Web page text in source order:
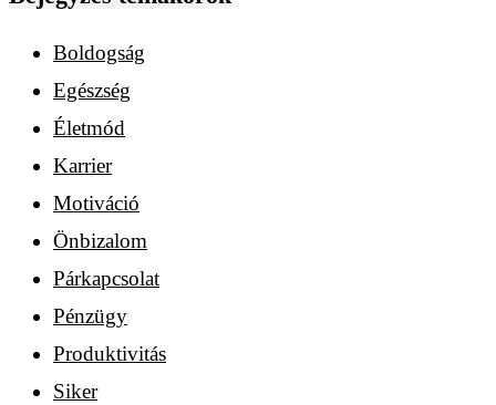
Boldogság
Egészség
Életmód
Karrier
Motiváció
Önbizalom
Párkapcsolat
Pénzügy
Produktivitás
Siker